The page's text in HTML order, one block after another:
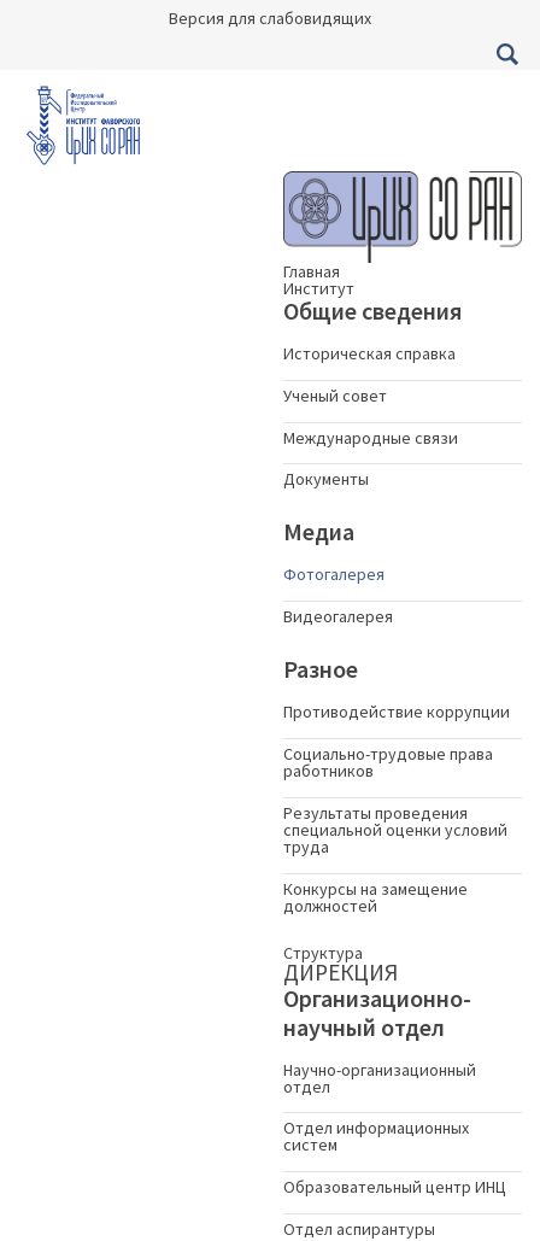
Версия для слабовидящих
Главная
Институт
Общие сведения
Историческая справка
Ученый совет
Международные связи
Документы
Медиа
Фотогалерея
Видеогалерея
Разное
Противодействие коррупции
Социально-трудовые права
работников
Результаты проведения
специальной оценки условий
труда
Конкурсы на замещение
должностей
Структура
ДИРЕКЦИЯ
Организационно-
научный отдел
Научно-организационный
отдел
Отдел информационных
систем
Образовательный центр ИНЦ
Отдел аспирантуры